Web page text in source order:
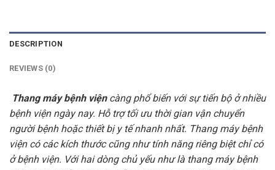
DESCRIPTION
REVIEWS (0)
Thang máy bệnh việncàng phổ biến với sự tiến bộ ở nhiều
bệnh viện ngày nay. Hỗ trợ tối ưu thời gian vận chuyển
người bệnh hoặc thiết bị y tế nhanh nhất. Thang máy bệnh
viện có các kích thước cũng như tính năng riêng biệt chỉ có
ở bệnh viện. Với hai dòng chủ yếu như là thang máy bệnh